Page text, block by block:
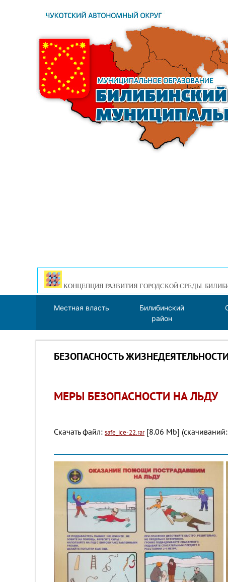
КОНЦЕПЦИЯ РАЗВИТИЯ ГОРОДСКОЙ СРЕДЫ.
Местная власть
Билибинский
район
БЕЗОПАСНОСТЬ
МЕРЫ БЕЗОПАСНОСТИ НА ЛЬДУ
Скачать файл: safe_ice-22.rar[8.06 Mb]